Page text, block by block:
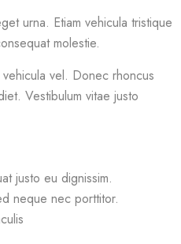
urna. Etiam vehicula tristique
molestie.
vel. Donec rhoncus
Vestibulum vitae justo
justo eu dignissim.
neque nec porttitor.